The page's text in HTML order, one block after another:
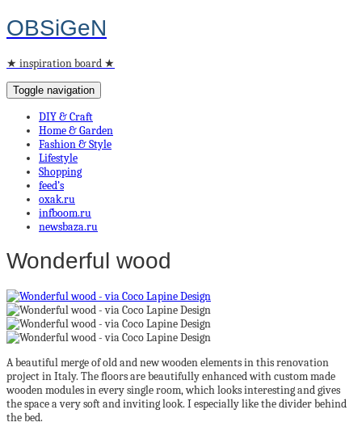
OBSiGeN
★ inspiration board ★
Toggle navigation
DIY & Craft
Home & Garden
Fashion & Style
Lifestyle
Shopping
feed’s
oxak.ru
infboom.ru
newsbaza.ru
Wonderful wood
A beautiful merge of old and new wooden elements in this renovation
project in Italy. The floors are beautifully enhanced with custom made
wooden modules in every single room, which looks interesting and gives
the space a very soft and inviting look. I especially like the divider behind
the bed.